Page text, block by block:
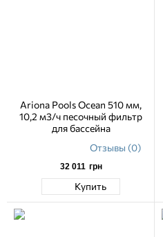
Ariona Pools Ocean 510 мм,
10,2 м3/ч песочный фильтр
для бассейна
Отзывы (0)
32 011 грн
Купить